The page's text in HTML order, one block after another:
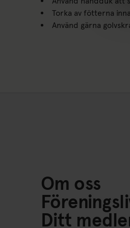
Torka av fötterna
Använd gärna
Om oss
Ditt